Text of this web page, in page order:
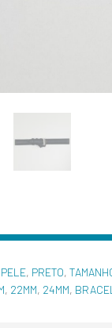
PELE, PRETO,
, 22MM, 24MM,